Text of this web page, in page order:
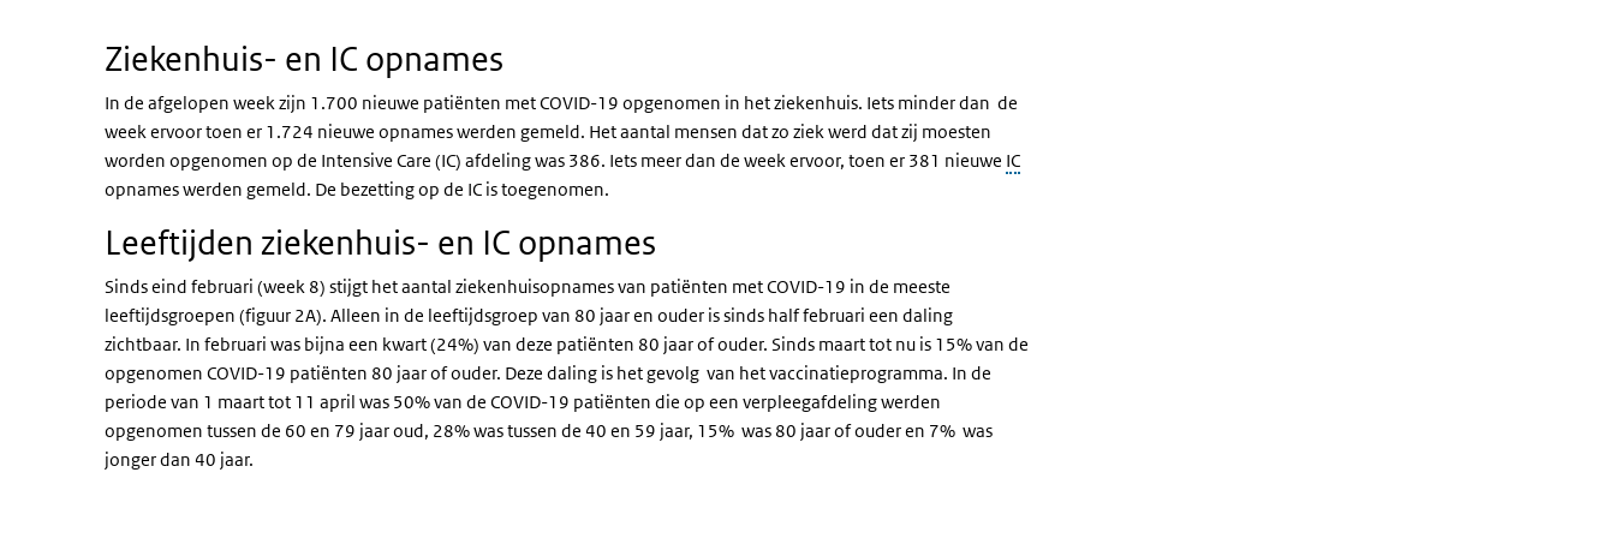
Ziekenhuis- en IC opnames
In de afgelopen week zijn 1.700 nieuwe patiënten met COVID-19 opgenomen in het ziekenhuis. Iets minder dan de
week ervoor toen er 1.724 nieuwe opnames werden gemeld. Het aantal mensen dat zo ziek werd dat zij moesten
worden opgenomen op de Intensive Care (IC) afdeling was 386. Iets meer dan de week ervoor, toen er 381 nieuwe IC
opnames werden gemeld. De bezetting op de IC is toegenomen.
Leeftijden ziekenhuis- en IC opnames
Sinds eind februari (week 8) stijgt het aantal ziekenhuisopnames van patiënten met COVID-19 in de meeste
leeftijdsgroepen (figuur 2A). Alleen in de leeftijdsgroep van 80 jaar en ouder is sinds half februari een daling
zichtbaar. In februari was bijna een kwart (24%) van deze patiënten 80 jaar of ouder. Sinds maart tot nu is 15% van de
opgenomen COVID-19 patiënten 80 jaar of ouder. Deze daling is het gevolg van het vaccinatieprogramma. In de
periode van 1 maart tot 11 april was 50% van de COVID-19 patiënten die op een verpleegafdeling werden
opgenomen tussen de 60 en 79 jaar oud, 28% was tussen de 40 en 59 jaar, 15% was 80 jaar of ouder en 7% was
jonger dan 40 jaar.